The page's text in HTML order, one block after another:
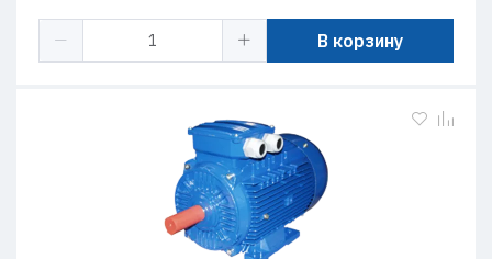
В корзину